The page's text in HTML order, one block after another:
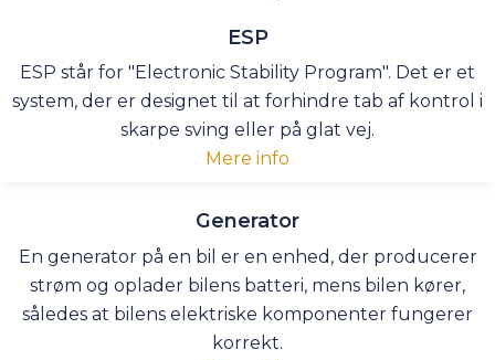
ESP
ESP står for "Electronic Stability Program". Det er et
system, der er designet til at forhindre tab af kontrol i
skarpe sving eller på glat vej.
Mere info
Generator
En generator på en bil er en enhed, der producerer
strøm og oplader bilens batteri, mens bilen kører,
således at bilens elektriske komponenter fungerer
korrekt.